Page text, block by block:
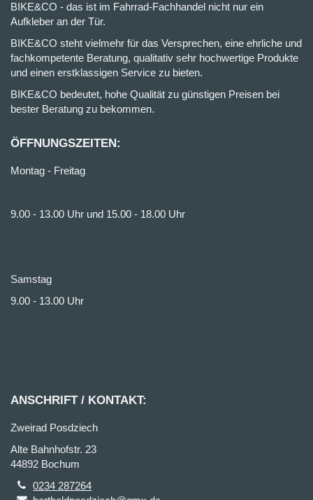
BIKE&CO - das ist im Fahrrad-Fachhandel nicht nur ein
Aufkleber an der Tür.
BIKE&CO steht vielmehr für das Versprechen, eine ehrliche und
fachkompetente Beratung, qualitativ sehr hochwertige Produkte
und einen erstklassigen Service zu bieten.
BIKE&CO bedeutet, hohe Qualität zu günstigen Preisen bei
bester Beratung zu bekommen.
ÖFFNUNGSZEITEN:
Montag - Freitag
9.00 - 13.00 Uhr und 15.00 - 18.00 Uhr
Samstag
9.00 - 13.00 Uhr
ANSCHRIFT / KONTAKT:
Zweirad Posdziech
Alte Bahnhofstr. 23
44892 Bochum
0234 287264